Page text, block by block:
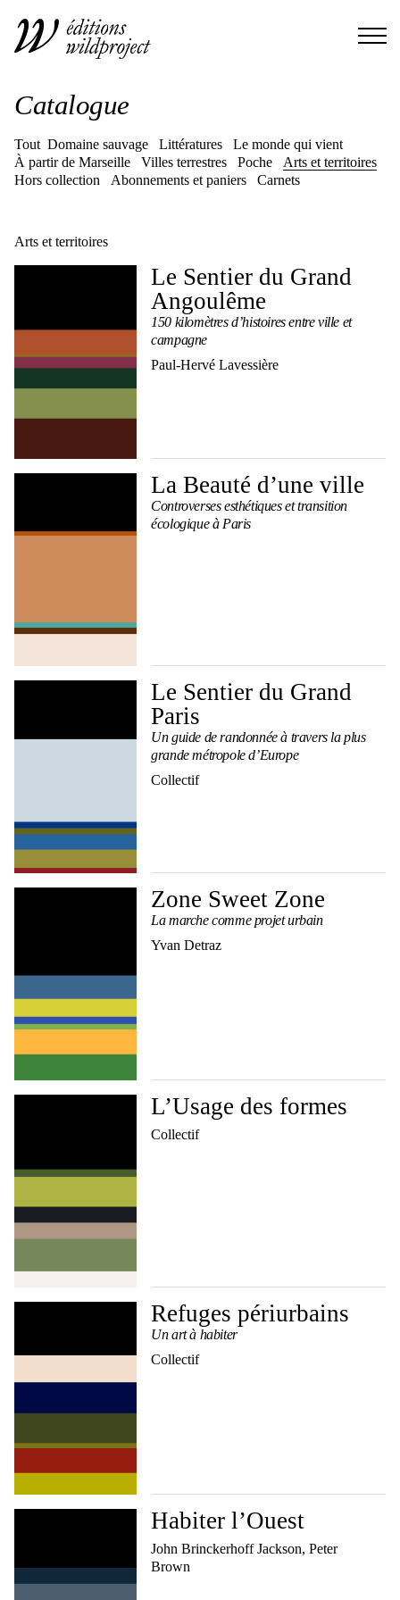
Catalogue
Tout Domaine sauvage Littératures
Le monde qui vient
À partir de Marseille
Villes terrestres Poche
Arts et territoires
Hors collection
Abonnements et paniers Carnets
Arts et territoires
Le Sentier du Grand
Angoulême
150 kilomètres d’histoires entre ville et
campagne
Paul-Hervé Lavessière
La Beauté d’une ville
Controverses esthétiques et transition
écologique à Paris
Le Sentier du Grand
Paris
Un guide de randonnée à travers la plus
grande métropole d’Europe
Collectif
Zone Sweet Zone
La marche comme projet urbain
Yvan Detraz
L’Usage des formes
Collectif
Refuges périurbains
Un art à habiter
Collectif
Habiter l’Ouest
John Brinckerhoff Jackson, Peter
Brown